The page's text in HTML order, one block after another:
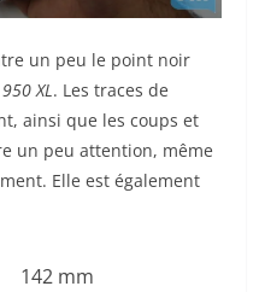
un peu le point noir
950 XL. Les traces de
ainsi que les coups et
un peu attention, même
Elle est également
142 mm